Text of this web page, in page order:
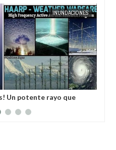
MAY 05, 2022
INUNDACIONES
Un potente rayo que